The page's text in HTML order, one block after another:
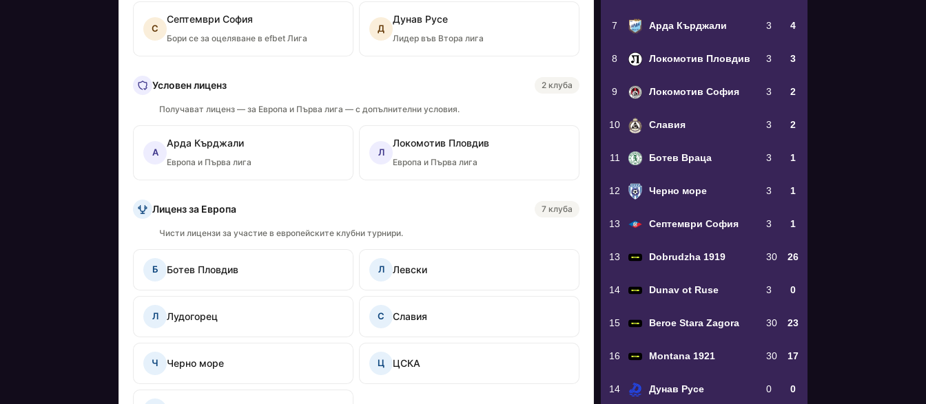
С
Септември София
Бори се за оцеляване в efbet Лига
Д
Дунав Русе
Лидер във Втора лига
Условен лиценз 2 клуба
Получават лиценз — за Европа и Първа лига — с допълнителни условия.
А
Арда Кърджали
Европа и Първа лига
Л
Локомотив Пловдив
Европа и Първа лига
Лиценз за Европа 7 клуба
Чисти лицензи за участие в европейските клубни турнири.
Б Ботев Пловдив Л Левски
Л Лудогорец С Славия
Ч Черно море Ц ЦСКА
7 Арда Кърджали 3 4
8 Локомотив Пловдив 3 3
9 Локомотив София 3 2
10 Славия 3 2
11 Ботев Враца 3 1
12 Черно море 3 1
13 Септември София 3 1
13 Dobrudzha 1919 30 26
14 Dunav ot Ruse 3 0
15 Beroe Stara Zagora 30 23
16 Montana 1921 30 17
14 Дунав Русе 0 0